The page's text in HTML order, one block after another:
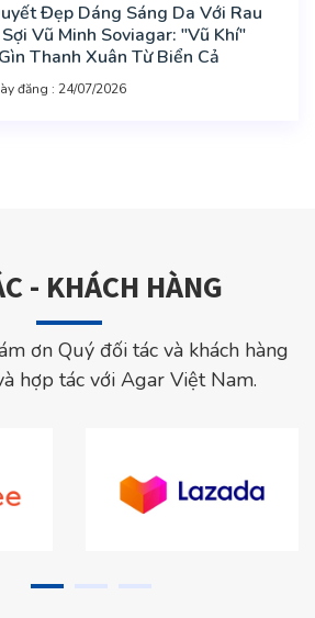
Đẹp Dáng Sáng Da Với Rau
Vũ Minh Soviagar: "Vũ Khí"
Thanh Xuân Từ Biển Cả
đăng : 24/07/2026
- KHÁCH HÀNG
ơn Quý đối tác và khách hàng
hợp tác với Agar Việt Nam.